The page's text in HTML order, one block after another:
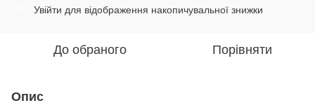
Увійти для відображення накопичувальної знижки
До обраного Порівняти
Опис